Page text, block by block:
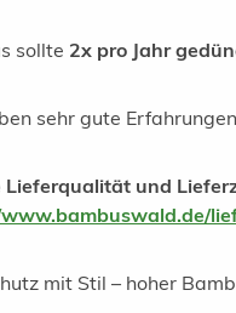
sollte 2x pro Jahr
sehr gute
Lieferqualität und
mit Stil – hoher